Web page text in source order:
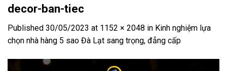
decor-ban-tiec
Published 30/05/2023 at 1152 × 2048 in Kinh nghiệm lựa
chọn nhà hàng 5 sao Đà Lạt sang trọng, đẳng cấp